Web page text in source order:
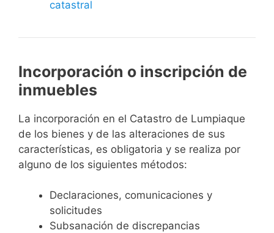
catastral
Incorporación o inscripción de
inmuebles
La incorporación en el Catastro de Lumpiaque
de los bienes y de las alteraciones de sus
características, es obligatoria y se realiza por
alguno de los siguientes métodos:
Declaraciones, comunicaciones y
solicitudes
Subsanación de discrepancias